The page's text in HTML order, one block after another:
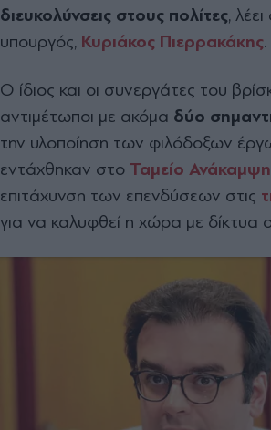
διευκολύνσεις στους πολίτες,
υπουργός, Κυριάκος Πιερρακάκης.
Ο ίδιος και οι συνεργάτες του
αντιμέτωποι με ακόμα δύο
την υλοποίηση των φιλόδοξων
εντάχθηκαν στο Ταμείο
επιτάχυνση των επενδύσεων στις
για να καλυφθεί η χώρα με δίκτυα